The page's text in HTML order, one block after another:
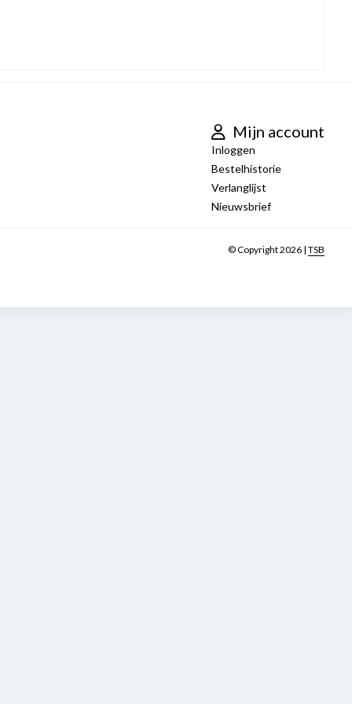
Mijn account
Inloggen
Bestelhistorie
Verlanglijst
Nieuwsbrief
© Copyright 2026 | TSB